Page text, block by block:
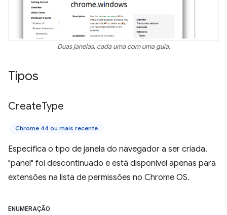
Duas janelas, cada uma com uma guia.
Tipos
CreateType
Chrome 44 ou mais recente
Especifica o tipo de janela do navegador a ser criada.
"panel" foi descontinuado e está disponível apenas para
extensões na lista de permissões no Chrome OS.
ENUMERAÇÃO